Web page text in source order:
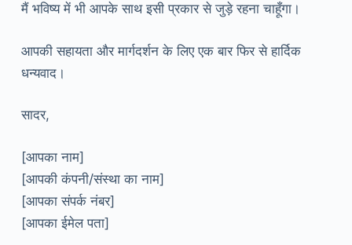
मैं भविष्य में भी आपके साथ इसी प्रकार से जुड़े रहना चाहूँगा।
आपकी सहायता और मार्गदर्शन के लिए एक बार फिर से हार्दिक
धन्यवाद।
सादर,
[आपका नाम]
[आपकी कंपनी/संस्था का नाम]
[आपका संपर्क नंबर]
[आपका ईमेल पता]